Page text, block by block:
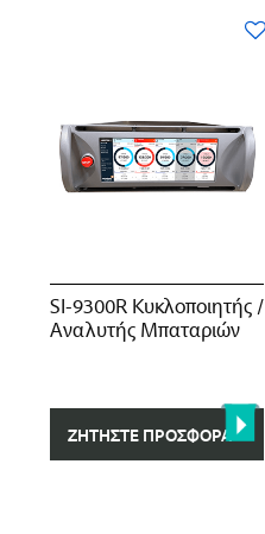
SI-9300R Κυκλοποιητής /
Αναλυτής Μπαταριών
ΖΗΤΉΣΤΕ ΠΡΟΣΦΟΡΆ